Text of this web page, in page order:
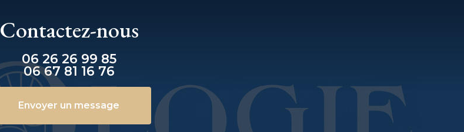
Contactez-nous
06 26 26 99 85
06 67 81 16 76
Envoyer un message